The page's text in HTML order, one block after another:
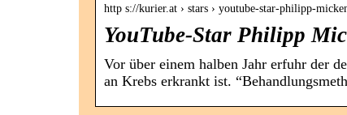
http s://kurier.at › stars › youtube-star-philipp-
YouTube-Star Philipp
Vor über einem halben Jahr erfuhr der
an Krebs erkrankt ist.